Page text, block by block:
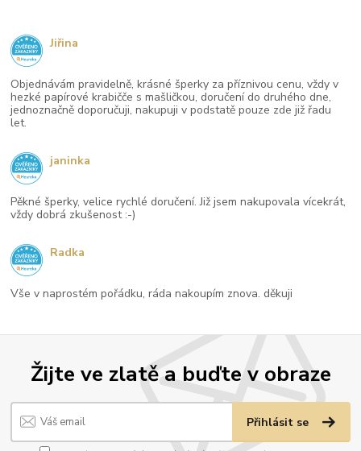
Žijte ve zlatě a buďte v obraze
Přihlásit se
Objednávám pravidelně, krásné šperky za příznivou cenu, vždy v
hezké papírové krabičče s mašličkou, doručení do druhého dne,
jednoznačně doporučuji, nakupuji v podstatě pouze zde již řadu
let.
Jiřina
Pěkné šperky, velice rychlé doručení. Již jsem nakupovala vícekrát,
vždy dobrá zkušenost :-)
janinka
Vše v naprostém pořádku, ráda nakoupím znova. děkuji
Radka